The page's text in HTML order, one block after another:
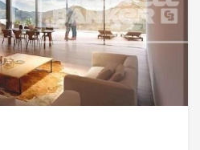
comedor con chimenea.
salida directa a las terrazas,
y de las vistas en cualquier
planta (altillo): zona lúdica,
habitación individual y un
estancias cuentan con
abundante luz natural.~~La
40 m2.~~Los consumos de
se abonarán mediante una